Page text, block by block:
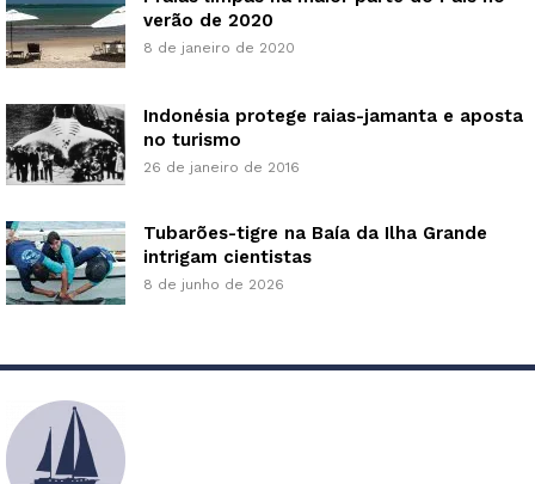
verão de 2020
8 de janeiro de 2020
Indonésia protege raias-jamanta e aposta
no turismo
26 de janeiro de 2016
Tubarões-tigre na Baía da Ilha Grande
intrigam cientistas
8 de junho de 2026